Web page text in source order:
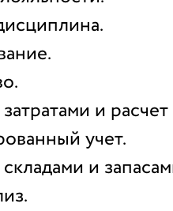
и
учет.
и